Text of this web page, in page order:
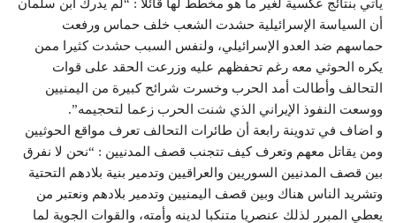
يأتي بنتائج عكسية لغير ما هو مخطط لها قائلاً : “لم يدرك ابن سلمان
أن السياسة الإسرائيلية حشدت الشعب خلف حماس ورفعت
حماسهم ضد العدو الإسرائيلي، ولنفس السبب حشدت كثيرا ممن
يكره الحوثي معه رغم تحفظهم عليه وزرعت الحقد على قوات
التحالف وأطالت أمد الحرب وخسرت شرائح كبيرة من اليمنيين
ووسعت النفوذ الإيراني الذي شنت الحرب زعما لتحجيمه”.
و اضاف في تدوينة رابعة أن طائرات التحالف تعرف مواقع الحوثيين
ومن يقاتل معهم وتعرف كيف تتجنب قصف المدنيين : “نحن لا نفرق
بين قصف المدنيين السوريين والعراقيين وتدمير بنية بلادهم التحتية
وتشريد الناس هناك وبين قصف اليمنيين وتدمير بلادهم ونعتبر من
يعطي المبرر لذلك عنصريا متنكبا لدينه وأمته، والقوات الجوية لما